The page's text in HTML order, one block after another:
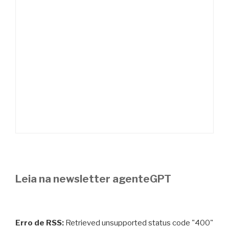
Leia na newsletter agenteGPT
Erro de RSS: Retrieved unsupported status code "400"